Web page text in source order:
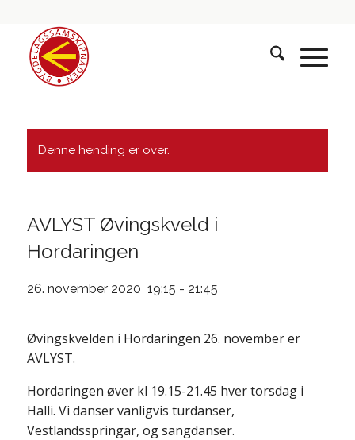
Denne hending er over.
AVLYST Øvingskveld i
Hordaringen
26. november 2020 19:15 - 21:45
Øvingskvelden i Hordaringen 26. november er
AVLYST.
Hordaringen øver kl 19.15-21.45 hver torsdag i
Halli. Vi danser vanligvis turdanser,
Vestlandsspringar, og sangdanser.